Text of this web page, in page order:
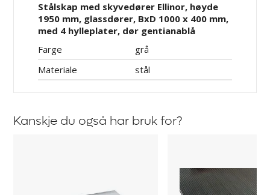
Stålskap med skyvedører Ellinor, høyde
1950 mm, glassdører, BxD 1000 x 400 mm,
med 4 hylleplater, dør gentianablå
Farge
grå
Materiale
stål
Kanskje du også har bruk for?
Ellinor